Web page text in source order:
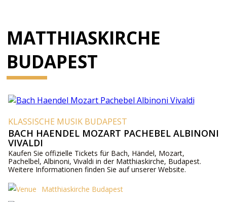
MATTHIASKIRCHE
BUDAPEST
KLASSISCHE MUSIK BUDAPEST
BACH HAENDEL MOZART PACHEBEL ALBINONI
VIVALDI
Kaufen Sie offizielle Tickets für Bach, Händel, Mozart,
Pachelbel, Albinoni, Vivaldi in der Matthiaskirche, Budapest.
Weitere Informationen finden Sie auf unserer Website.
Matthiaskirche Budapest